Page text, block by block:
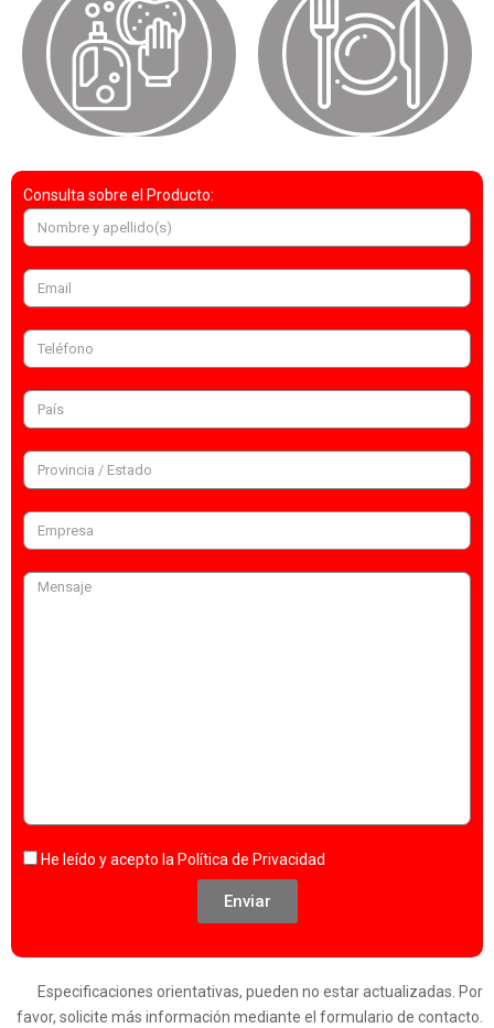
Consulta sobre el Producto:
He leído y acepto la Política de Privacidad
Enviar
Especificaciones orientativas, pueden no estar actualizadas. Por
favor, solicite más información mediante el formulario de contacto.